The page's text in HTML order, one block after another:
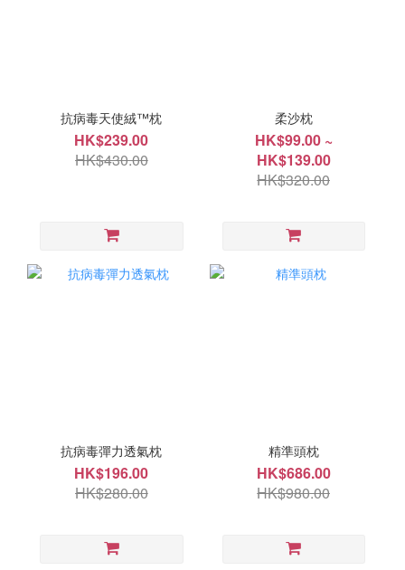
抗病毒天使絨™枕
HK$239.00
HK$430.00
柔沙枕
HK$99.00 ~
HK$139.00
HK$320.00
抗病毒彈力透氣枕
HK$196.00
HK$280.00
精準頭枕
HK$686.00
HK$980.00